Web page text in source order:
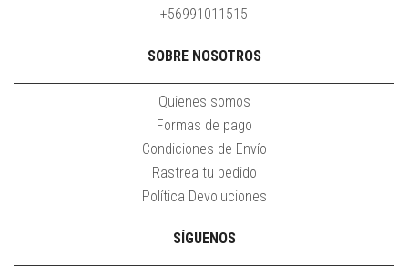
+56991011515
SOBRE NOSOTROS
Quienes somos
Formas de pago
Condiciones de Envío
Rastrea tu pedido
Política Devoluciones
SÍGUENOS